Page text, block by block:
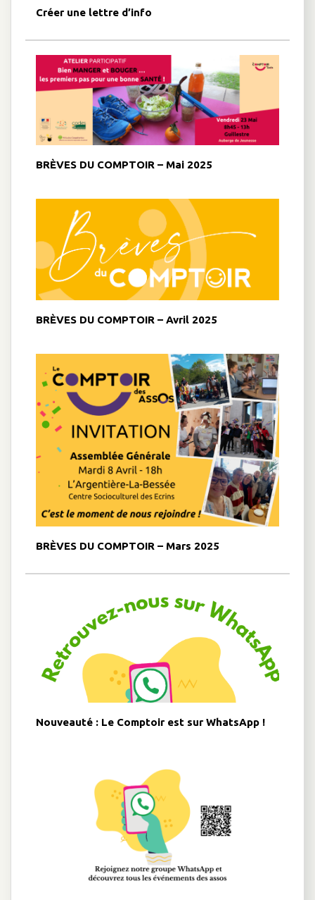
Créer une lettre d’info
BRÈVES DU COMPTOIR – Mai 2025
BRÈVES DU COMPTOIR – Avril 2025
BRÈVES DU COMPTOIR – Mars 2025
Nouveauté : Le Comptoir est sur WhatsApp !